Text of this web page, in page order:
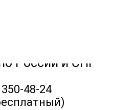
России и СНГ
48-24